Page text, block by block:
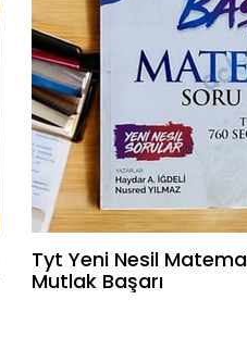
Tyt Yeni Nesil
Mutlak Başarı